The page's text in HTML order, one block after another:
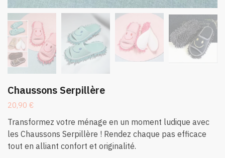
Chaussons Serpillère
20,90 €
Transformez votre ménage en un moment ludique avec
les Chaussons Serpillère ! Rendez chaque pas efficace
tout en alliant confort et originalité.